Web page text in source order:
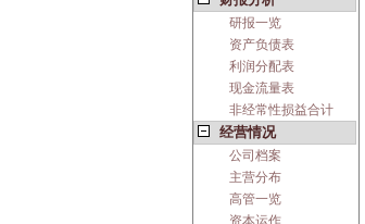
研报一览
资产负债表
利润分配表
现金流量表
非经常性损益合计
经营情况
公司档案
主营分布
高管一览
资本运作